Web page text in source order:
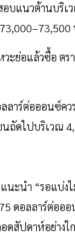
อบแนวต้านบริ
ะย่อแล้วซื้อ ต
าร์ต่อออนซ์คว
นถัดไปบริเว
ะนำ “รอแบ่ง
ดอลลาร์ต่ออ
ดสัปดาห์อย่าง